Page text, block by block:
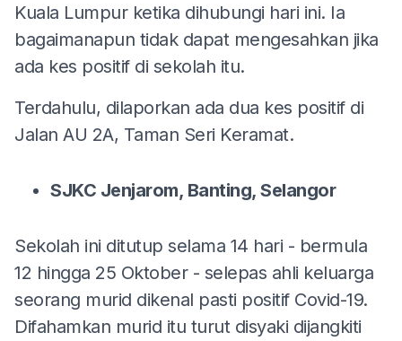
Kuala Lumpur ketika dihubungi hari ini. Ia
bagaimanapun tidak dapat mengesahkan jika
ada kes positif di sekolah itu.
Terdahulu, dilaporkan ada dua kes positif di
Jalan AU 2A, Taman Seri Keramat.
SJKC Jenjarom, Banting, Selangor
Sekolah ini ditutup selama 14 hari - bermula
12 hingga 25 Oktober - selepas ahli keluarga
seorang murid dikenal pasti positif Covid-19.
Difahamkan murid itu turut disyaki dijangkiti